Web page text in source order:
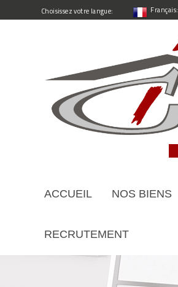
Choisissez votre langue: Français:
ACCUEIL NOS BIENS
RECRUTEMENT